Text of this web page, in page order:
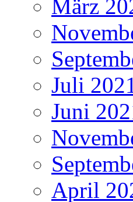
März
Juli
Juni
April